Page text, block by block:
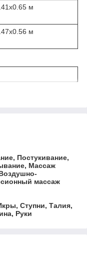
м
м
Постукивание,
Массаж
массаж
Ступни, Талия,
Руки